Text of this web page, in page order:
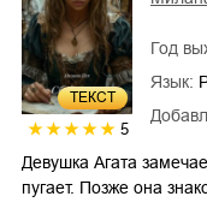
ТЕКСТ
5
Год
Язык:
Девушка Агата
пугает. Позже она